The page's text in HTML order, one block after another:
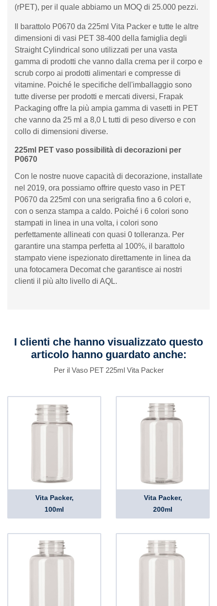
(rPET), per il quale abbiamo un MOQ di 25.000 pezzi.
Il barattolo P0670 da 225ml Vita Packer e tutte le altre
dimensioni di vasi PET 38-400 della famiglia degli
Straight Cylindrical sono utilizzati per una vasta
gamma di prodotti che vanno dalla crema per il corpo e
scrub corpo ai prodotti alimentari e compresse di
vitamine. Poiché le specifiche dell'imballaggio sono
tutte diverse per prodotti e mercati diversi, Frapak
Packaging offre la più ampia gamma di vasetti in PET
che vanno da 25 ml a 8,0 L tutti di peso diverso e con
collo di dimensioni diverse.
225ml PET vaso possibilità di decorazioni per
P0670
Con le nostre nuove capacità di decorazione, installate
nel 2019, ora possiamo offrire questo vaso in PET
P0670 da 225ml con una serigrafia fino a 6 colori e,
con o senza stampa a caldo. Poiché i 6 colori sono
stampati in linea in una volta, i colori sono
perfettamente allineati con quasi 0 tolleranza. Per
garantire una stampa perfetta al 100%, il barattolo
stampato viene ispezionato direttamente in linea da
una fotocamera Decomat che garantisce ai nostri
clienti il ​​più alto livello di AQL.
I clienti che hanno visualizzato questo
articolo hanno guardato anche:
Per il Vaso PET 225ml Vita Packer
Vita Packer,
100ml
Vita Packer,
200ml